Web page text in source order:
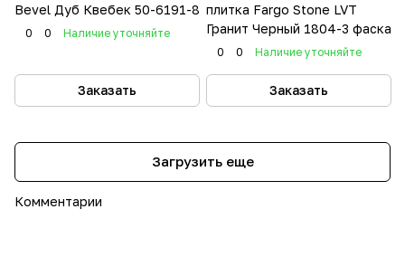
Bevel Дуб Квебек 50-6191-8
0 0 Наличие уточняйте
Заказать
плитка Fargo Stone LVT
Гранит Черный 1804-3 фаска
0 0 Наличие уточняйте
Заказать
Загрузить еще
Комментарии